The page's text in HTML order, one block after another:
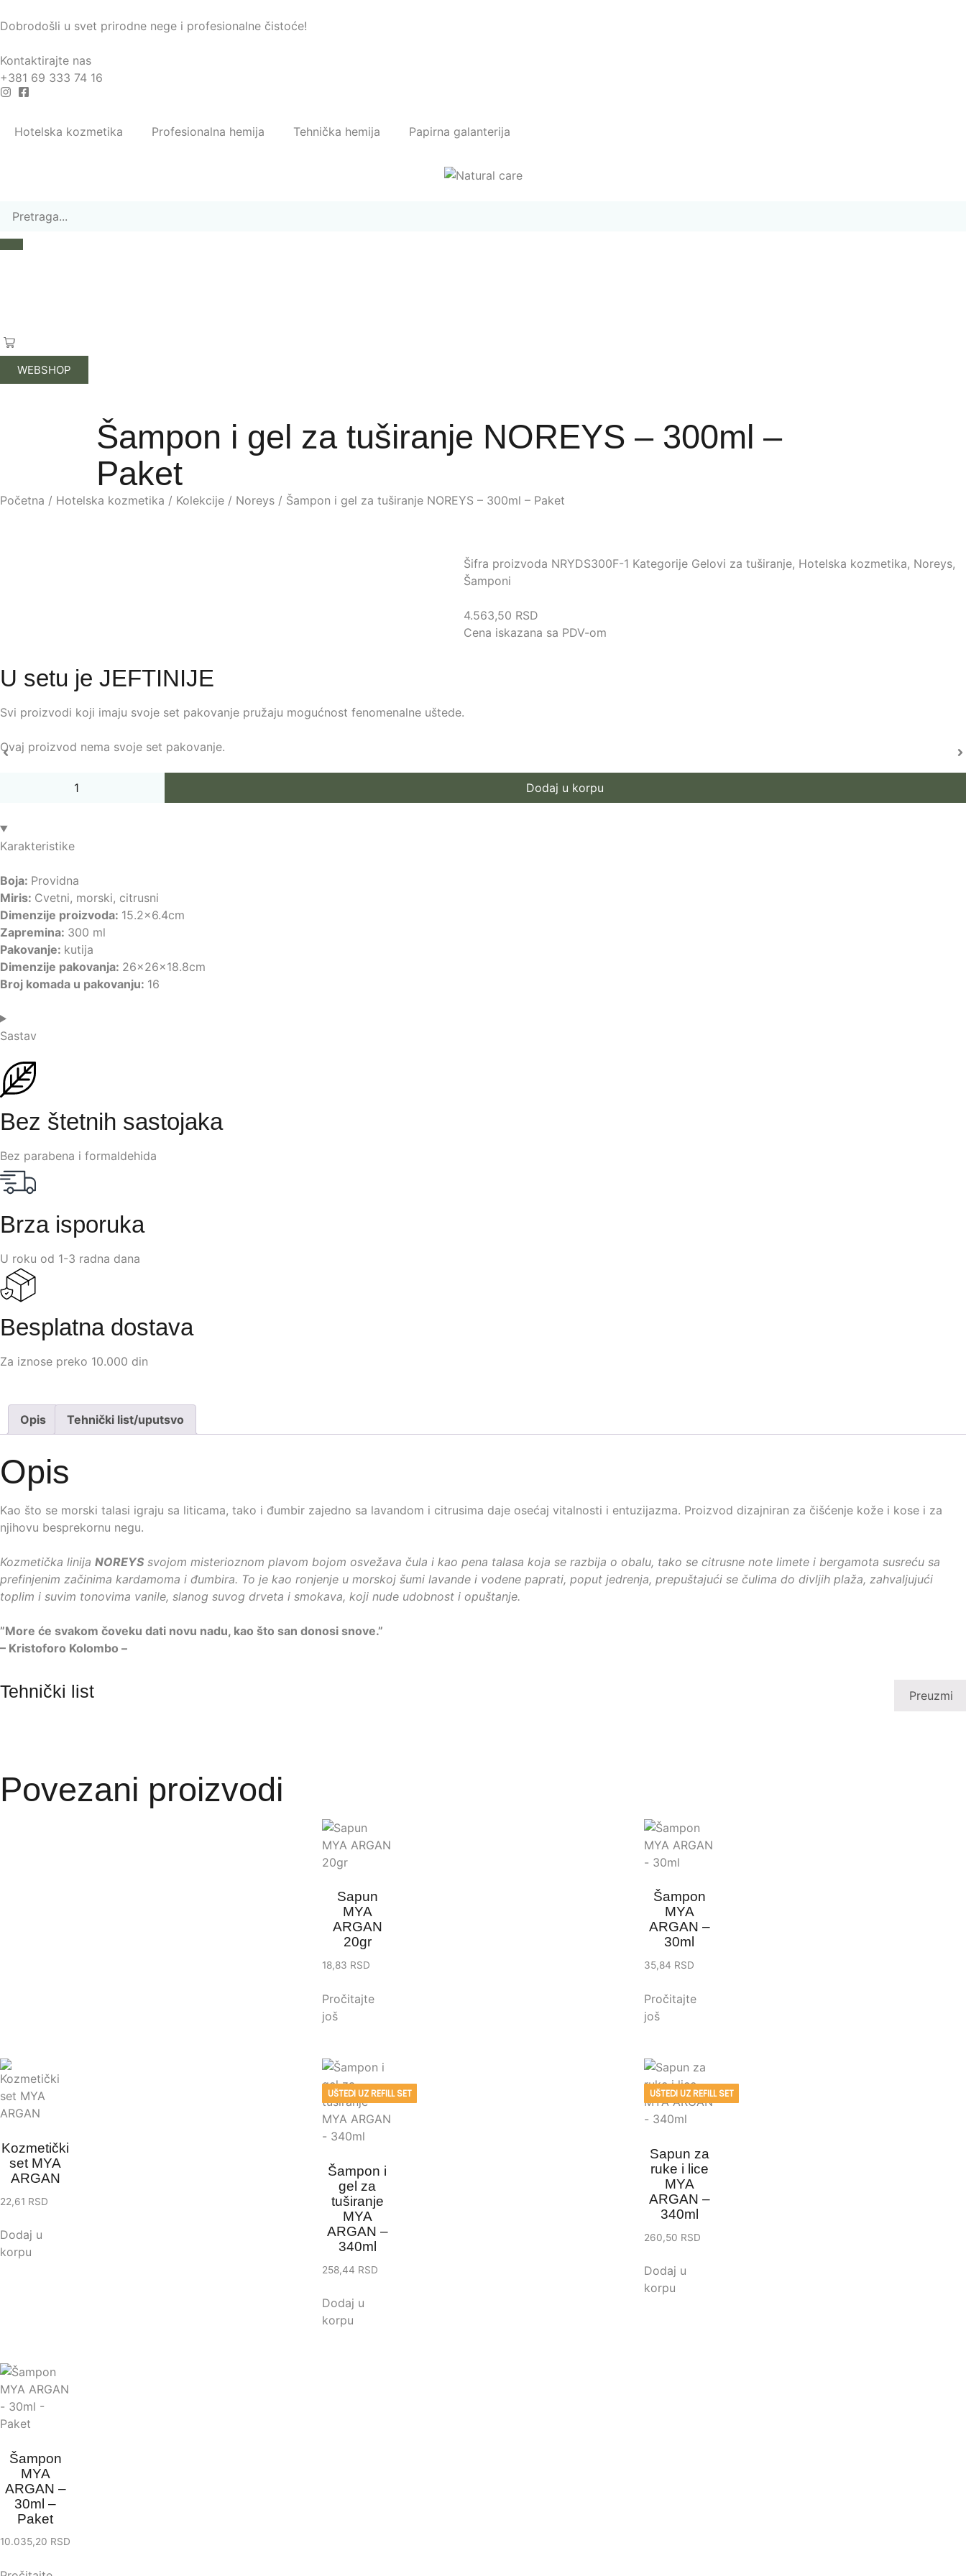
Dobrodošli u svet prirodne nege i profesionalne čistoće!
Kontaktirajte nas
+381 69 333 74 16
Hotelska kozmetika Profesionalna hemija Tehnička hemija Papirna galanterija
WEBSHOP
Šampon i gel za tuširanje NOREYS – 300ml –
Paket
Početna / Hotelska kozmetika / Kolekcije / Noreys / Šampon i gel za tuširanje NOREYS – 300ml – Paket
Šifra proizvoda NRYDS300F-1 Kategorije Gelovi za tuširanje, Hotelska kozmetika, Noreys,
Šamponi
4.563,50 RSD
Cena iskazana sa PDV-om
U setu je JEFTINIJE
Svi proizvodi koji imaju svoje set pakovanje pružaju mogućnost fenomenalne uštede.
Ovaj proizvod nema svoje set pakovanje.
Dodaj u korpu
Karakteristike
Boja: Providna
Miris: Cvetni, morski, citrusni
Dimenzije proizvoda: 15.2x6.4cm
Zapremina: 300 ml
Pakovanje: kutija
Dimenzije pakovanja: 26x26x18.8cm
Broj komada u pakovanju: 16
Sastav
Bez štetnih sastojaka
Bez parabena i formaldehida
Brza isporuka
U roku od 1-3 radna dana
Besplatna dostava
Za iznose preko 10.000 din
Opis Tehnički list/uputsvo
Opis
Kao što se morski talasi igraju sa liticama, tako i đumbir zajedno sa lavandom i citrusima daje osećaj vitalnosti i entuzijazma. Proizvod dizajniran za čišćenje kože i kose i za
njihovu besprekornu negu.
Kozmetička linija NOREYSsvojom misterioznom plavom bojom osvežava čula i kao pena talasa koja se razbija o obalu, tako se citrusne note limete i bergamota susreću sa
prefinjenim začinima kardamoma i đumbira. To je kao ronjenje u morskoj šumi lavande i vodene paprati, poput jedrenja, prepuštajući se čulima do divljih plaža, zahvaljujući
toplim i suvim tonovima vanile, slanog suvog drveta i smokava, koji nude udobnost i opuštanje.
”More će svakom čoveku dati novu nadu, kao što san donosi snove.”
– Kristoforo Kolombo –
Tehnički list Preuzmi
Povezani proizvodi
Sapun
MYA
ARGAN
20gr
18,83 RSD
Pročitajte
još
Šampon
MYA
ARGAN –
30ml
35,84 RSD
Pročitajte
još
Kozmetički
set MYA
ARGAN
22,61 RSD
Dodaj u
korpu
UŠTEDI UZ REFILL SET
Šampon i
gel za
tuširanje
MYA
ARGAN –
340ml
258,44 RSD
Dodaj u
korpu
UŠTEDI UZ REFILL SET
Sapun za
ruke i lice
MYA
ARGAN –
340ml
260,50 RSD
Dodaj u
korpu
Šampon
MYA
ARGAN –
30ml –
Paket
10.035,20 RSD